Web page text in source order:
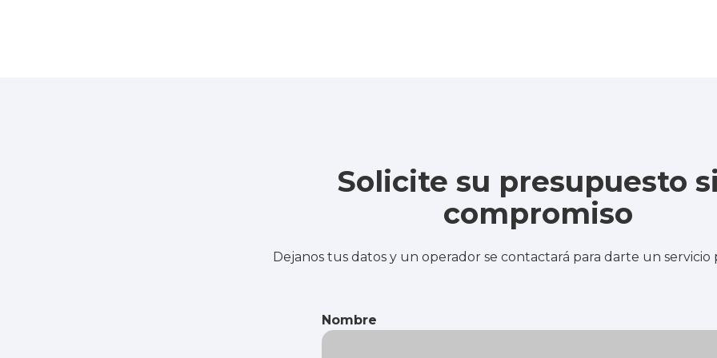
Solicite su presupuesto
compromiso
Dejanos tus datos y un operador se contactará para darte un servicio
Nombre